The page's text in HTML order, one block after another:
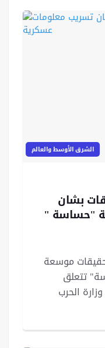
الشرق الأوسط والعالم
بشان
"حساسة "
موسعة
تتعلق
الحرب